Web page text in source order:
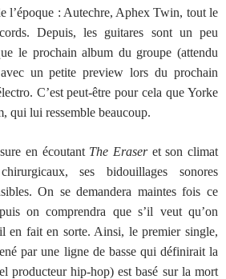
l’époque : Autechre, Aphex Twin, tout le
Depuis, les guitares sont un peu
le prochain album du groupe (attendu
un petite preview lors du prochain
C’est peut-être pour cela que Yorke
qui lui ressemble beaucoup.
en écoutant The Eraser et son climat
ses bidouillages sonores
On se demandera maintes fois ce
on comprendra que s’il veut qu’on
en fait en sorte. Ainsi, le premier single,
par une ligne de basse qui définirait la
producteur hip-hop) est basé sur la mort